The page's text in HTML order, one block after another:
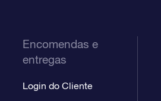
Encomendas e
entregas
Login do Cliente